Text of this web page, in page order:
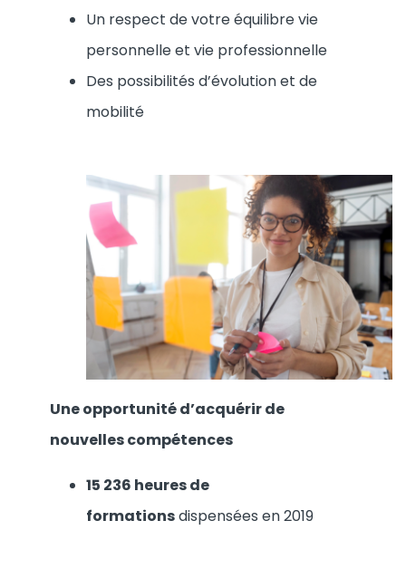
Un respect de votre équilibre vie
personnelle et vie professionnelle
Des possibilités d’évolution et de
mobilité
Une opportunité d’acquérir de
nouvelles compétences
15 236 heures de
formationsdispensées en 2019